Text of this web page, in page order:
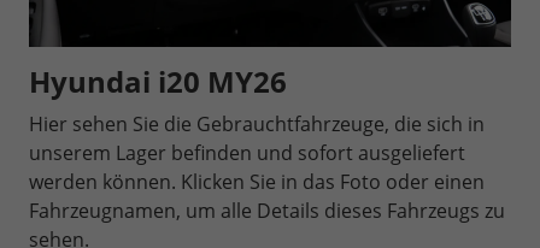
Hyundai i20 MY26
Hier sehen Sie die Gebrauchtfahrzeuge, die sich in
unserem Lager befinden und sofort ausgeliefert
werden können. Klicken Sie in das Foto oder einen
Fahrzeugnamen, um alle Details dieses Fahrzeugs zu
sehen.